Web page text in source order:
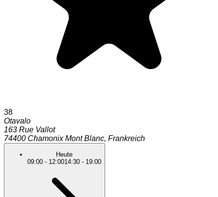
38
Otavalo
163 Rue Vallot
74400 Chamonix Mont Blanc, Frankreich
Heute
09:00 - 12:0014:30 - 19:00